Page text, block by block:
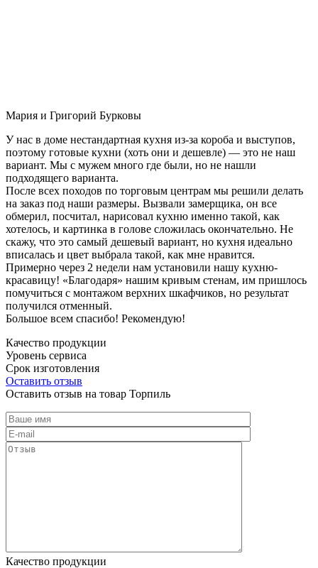
Мария и Григорий Бурковы
У нас в доме нестандартная кухня из-за короба и выступов,
поэтому готовые кухни (хоть они и дешевле) — это не наш
вариант. Мы с мужем много где были, но не нашли
подходящего варианта.
После всех походов по торговым центрам мы решили делать
на заказ под наши размеры. Вызвали замерщика, он все
обмерил, посчитал, нарисовал кухню именно такой, как
хотелось, и картинка в голове сложилась окончательно. Не
скажу, что это самый дешевый вариант, но кухня идеально
вписалась и цвет выбрала такой, как мне нравится.
Примерно через 2 недели нам установили нашу кухню-
красавицу! «Благодаря» нашим кривым стенам, им пришлось
помучиться с монтажом верхних шкафчиков, но результат
получился отменный.
Большое всем спасибо! Рекомендую!
Качество продукции
Уровень сервиса
Срок изготовления
Оставить отзыв
Оставить отзыв на товар Торпиль
Качество продукции